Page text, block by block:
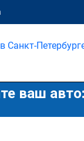
ваш авто: